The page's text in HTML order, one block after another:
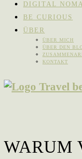
DIGITAL
BE CURIOUS
ÜBER
ÜBER MICH
ÜBER DEN
KONTAKT
WARUM